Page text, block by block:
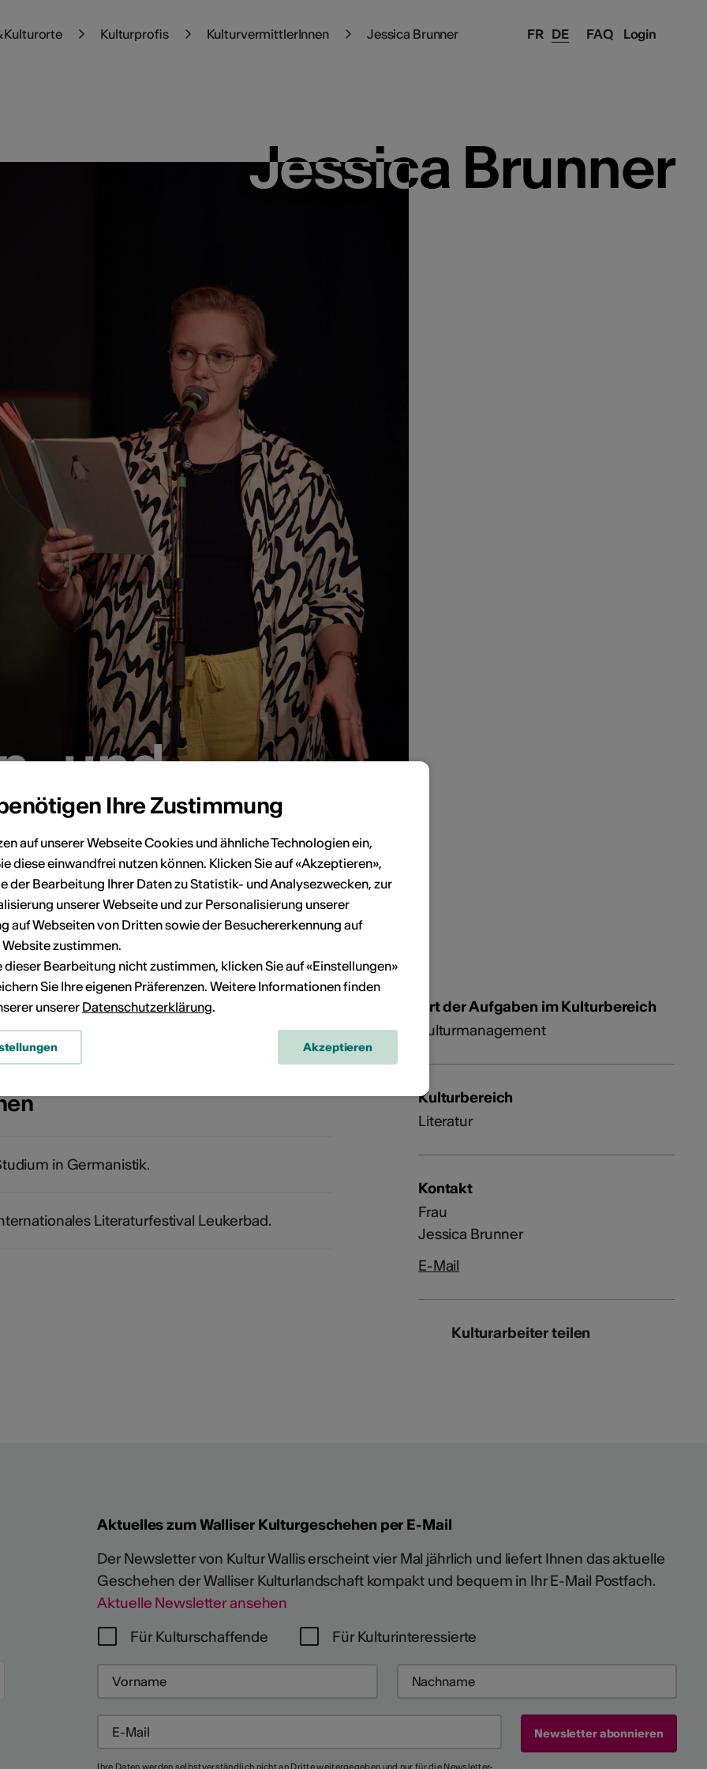
FAQ Login
FR DE
Kulturorte Kulturprofis KulturvermittlerInnen Jessica Brunner
Jessica Brunner
und
Jessica Brunner
und
für das Internationale Literaturfestival
in Germanistik.
Literaturfestival Leukerbad.
Art der Aufgaben im Kulturbereich
Kulturmanagement
Kulturbereich
Literatur
Kontakt
Frau
Jessica Brunner
E-Mail
Kulturarbeiter teilen
Aktuelles zum Walliser Kulturgeschehen per E-Mail
Der Newsletter von Kultur Wallis erscheint vier Mal jährlich und liefert Ihnen das aktuelle
Geschehen der Walliser Kulturlandschaft kompakt und bequem in Ihr E-Mail Postfach.
Aktuelle Newsletter ansehen
Für Kulturschaffende
Für Kulturinteressierte
Ihre Zustimmung
auf unserer Webseite Cookies und ähnliche Technologien ein,
diese einwandfrei nutzen können. Klicken Sie auf «Akzeptieren»,
der Bearbeitung Ihrer Daten zu Statistik- und Analysezwecken, zur
unserer Webseite und zur Personalisierung unserer
auf Webseiten von Dritten sowie der Besuchererkennung auf
Website zustimmen.
dieser Bearbeitung nicht zustimmen, klicken Sie auf «Einstellungen»
Sie Ihre eigenen Präferenzen. Weitere Informationen finden
unserer Datenschutzerklärung.
Akzeptieren